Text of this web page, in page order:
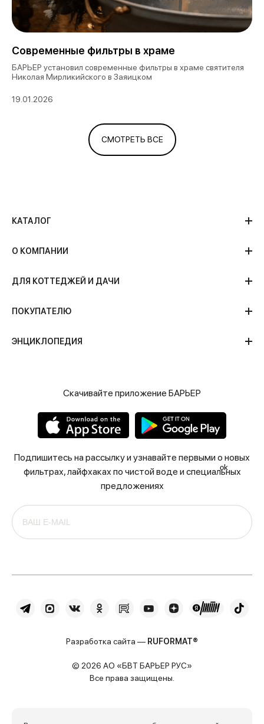
Современные фильтры в храме
БАРЬЕР установил современные фильтры в храме святителя
Николая Мирликийского в Заяицком
19.01.2026
СМОТРЕТЬ ВСЕ
КАТАЛОГ
О КОМПАНИИ
ДЛЯ КОТТЕДЖЕЙ И ДАЧИ
ПОКУПАТЕЛЮ
ЭНЦИКЛОПЕДИЯ
Скачивайте приложение БАРЬЕР
Подпишитесь на рассылку и узнавайте первыми о новых
фильтрах, лайфхаках по чистой воде и специальных
предложениях
ok
Разработка сайта — RUFORMAT®
© 2026 АО «БВТ БАРЬЕР РУС»
Все права защищены.